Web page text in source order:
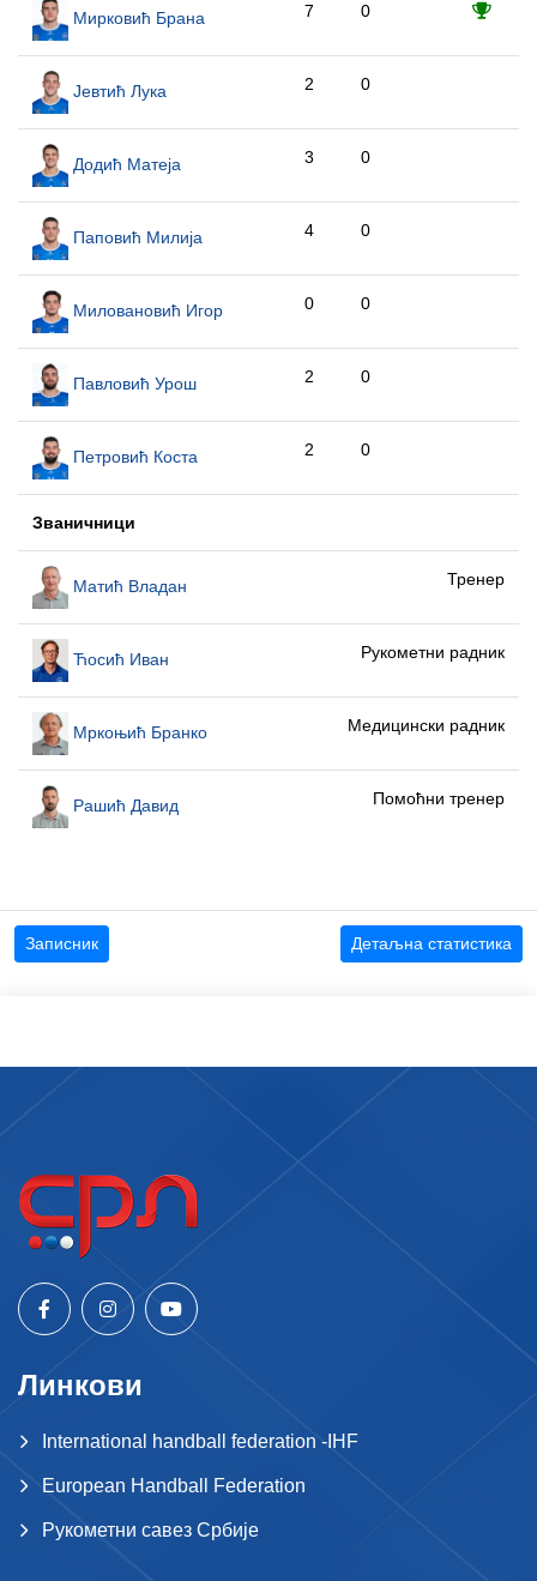
Мирковић Брана 7 0
Јевтић Лука 2 0
Додић Матеја 3 0
Паповић Милија 4 0
Миловановић Игор 0 0
Павловић Урош 2 0
Петровић Коста 2 0
Званичници
Матић Владан Тренер
Ћосић Иван Рукометни радник
Мркоњић Бранко Медицински радник
Рашић Давид Помоћни тренер
Записник Детаљна статистика
Линкови
International handball federation -IHF
European Handball Federation
Рукометни савез Србије